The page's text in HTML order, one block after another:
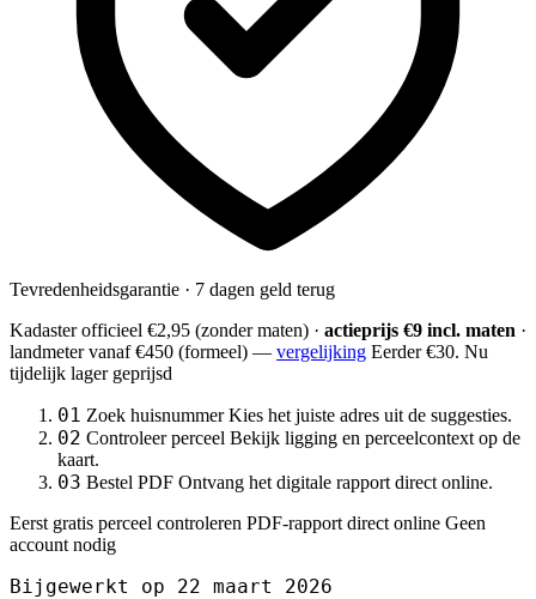
Tevredenheidsgarantie · 7 dagen geld terug
Kadaster officieel €2,95 (zonder maten) · actieprijs €9 incl. maten ·
landmetervanaf €450 (formeel) — vergelijking Eerder €30. Nu
tijdelijk lager geprijsd
01 Zoek huisnummer Kies het juiste adres uit de suggesties.
02 Controleer perceel Bekijk ligging en perceelcontext op de
kaart.
03 Bestel PDF Ontvang het digitale rapport direct online.
Eerst gratis perceel controleren PDF-rapport direct online Geen
account nodig
Bijgewerkt op 22 maart 2026